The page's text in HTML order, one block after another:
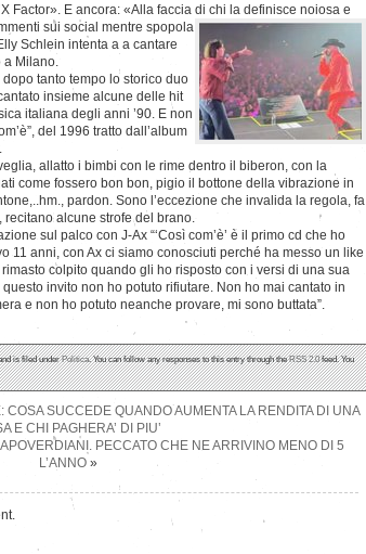
Factor». E ancora: «Alla faccia di chi la definisce noiosa e
sui social mentre spopola
Schlein intenta a a cantare
a Milano.
tanto tempo lo storico duo
insieme alcune delle hit
italiana degli anni ’90. E non
del 1996 tratto dall’album
allatto i bimbi con le rime dentro il biberon, con la
come fossero bon bon, pigio il bottone della vibrazione in
pardon. Sono l’eccezione che invalida la regola, fa
alcune strofe del brano.
sul palco con J-Ax “‘Così com’è’ è il primo cd che ho
11 anni, con Ax ci siamo conosciuti perché ha messo un like
colpito quando gli ho risposto con i versi di una sua
invito non ho potuto rifiutare. Non ho mai cantato in
e non ho potuto neanche provare, mi sono buttata”.
is filed underPolitica. You can follow any responses to this entry through theRSS 2.0feed. You
COSA SUCCEDE QUANDO AUMENTA LA RENDITA DI UNA
E CHI PAGHERA’ DI PIU’
PECCATO CHE NE ARRIVINO MENO DI 5
L’ANNO »